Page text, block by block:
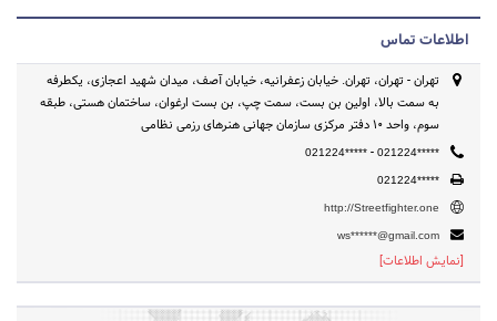
اطلاعات تماس
تهران - تهران، تهران. خیابان زعفرانیه، خیابان آصف، میدان شهید اعجازی، یکطرفه
به سمت بالا، اولین بن بست، سمت چپ، بن بست ارغوان، ساختمان هستی، طبقه
سوم، واحد ۱۰ دفتر مرکزی سازمان جهانی هنرهای رزمی نظامی
021224***** - 021224*****
021224*****
http://Streetfighter.one
ws******@gmail.com
[نمایش اطلاعات]